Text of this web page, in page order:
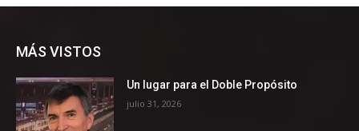
MÁS VISTOS
Un lugar para el Doble Propósito
julio 31, 2026